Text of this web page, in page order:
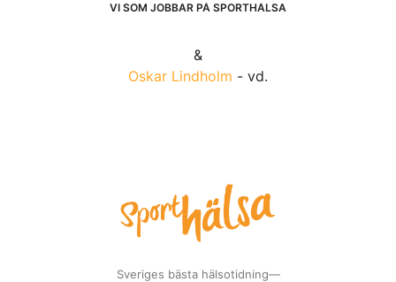
VI SOM JOBBAR PÅ SPORTHÄLSA
&
Oskar Lindholm - vd.
Sveriges bästa hälsotidning—